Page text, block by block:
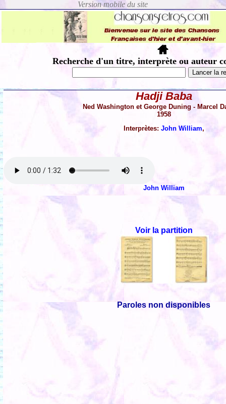
Recherche d'un titre, interprète ou auteur
Hadji Baba
Ned Washington et George Duning - Marcel
1958
Interprètes: John William,
John William
Voir la partition
Paroles non disponibles